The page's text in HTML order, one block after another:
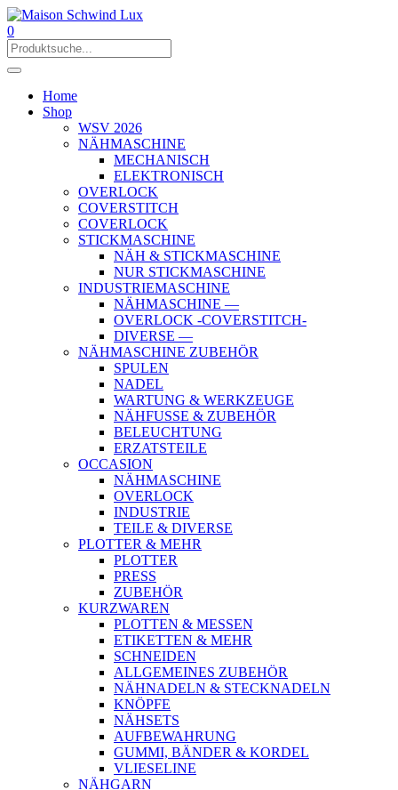
0
Home
Shop
WSV 2026
NÄHMASCHINE
MECHANISCH
ELEKTRONISCH
OVERLOCK
COVERSTITCH
COVERLOCK
STICKMASCHINE
NÄH & STICKMASCHINE
NUR STICKMASCHINE
INDUSTRIEMASCHINE
NÄHMASCHINE —
OVERLOCK -COVERSTITCH-
DIVERSE —
NÄHMASCHINE ZUBEHÖR
SPULEN
NADEL
WARTUNG & WERKZEUGE
NÄHFUSSE & ZUBEHÖR
BELEUCHTUNG
ERZATSTEILE
OCCASION
NÄHMASCHINE
OVERLOCK
INDUSTRIE
TEILE & DIVERSE
PLOTTER & MEHR
PLOTTER
PRESS
ZUBEHÖR
KURZWAREN
PLOTTEN & MESSEN
ETIKETTEN & MEHR
SCHNEIDEN
ALLGEMEINES ZUBEHÖR
NÄHNADELN & STECKNADELN
KNÖPFE
NÄHSETS
AUFBEWAHRUNG
GUMMI, BÄNDER & KORDEL
VLIESELINE
NÄHGARN